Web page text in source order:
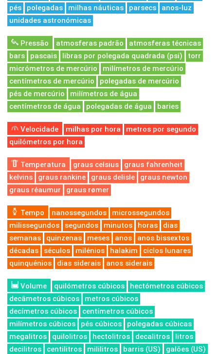
pés
polegadas milhas náuticas parsecs
anos-luz
unidades astronómicas
Pressão atmosferas padrão
atmosferas técnicas
bars
pascais libras por polegada quadrada (psi)
torr
micrómetros de mercúrio
milímetros de mercúrio
centímetros de mercúrio
polegadas de mercúrio
pés de mercúrio
milímetros de água
centímetros de água
polegadas de água baries
Velocidade milhas por hora
metros por segundo
quilómetros por hora
Temperatura graus celsius
graus fahrenheit
kelvins
graus rankine graus delisle
graus newton
graus réaumur
graus rømer
Tempo nanossegundos
microssegundos
milissegundos
segundos minutos horas
dias
semanas
quinzenas meses anos
anos bissextos
décadas
séculos milénios halakim
ciclos lunares
quinquénios
dias siderais anos siderais
Volume quilómetros cúbicos
hectómetros cúbicos
decâmetros cúbicos
metros cúbicos
decímetros cúbicos
centímetros cúbicos
milímetros cúbicos
pés cúbicos
polegadas cúbicas
megalitros
quilolitros hectolitros decalitros
litros
decilitros
centilitros mililitros barris (US)
galões (US)